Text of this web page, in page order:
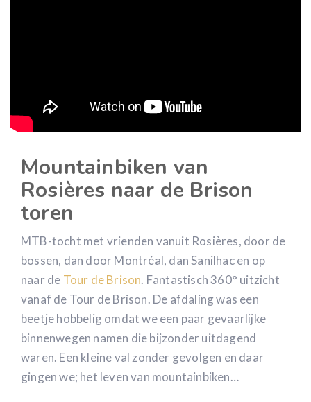
Mountainbiken van
Rosières naar de Brison
toren
MTB-tocht met vrienden vanuit Rosières, door de
bossen, dan door Montréal, dan Sanilhac en op
naar de Tour de Brison. Fantastisch 360° uitzicht
vanaf de Tour de Brison. De afdaling was een
beetje hobbelig omdat we een paar gevaarlijke
binnenwegen namen die bijzonder uitdagend
waren. Een kleine val zonder gevolgen en daar
gingen we; het leven van mountainbiken…